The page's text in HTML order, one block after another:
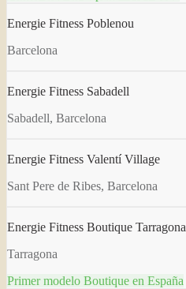
Energie Fitness Poblenou
Barcelona
Energie Fitness Sabadell
Sabadell, Barcelona
Energie Fitness Valentí Village
Sant Pere de Ribes, Barcelona
Energie Fitness Boutique Tarragona
Tarragona
Primer modelo Boutique en España